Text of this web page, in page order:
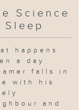
Science
Sleep
happens
a day
falls in
with his
and